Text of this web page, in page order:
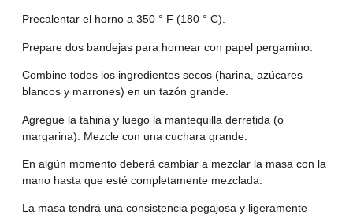
Precalentar el horno a 350 ° F (180 ° C).
Prepare dos bandejas para hornear con papel pergamino.
Combine todos los ingredientes secos (harina, azúcares
blancos y marrones) en un tazón grande.
Agregue la tahina y luego la mantequilla derretida (o
margarina). Mezcle con una cuchara grande.
En algún momento deberá cambiar a mezclar la masa con la
mano hasta que esté completamente mezclada.
La masa tendrá una consistencia pegajosa y ligeramente